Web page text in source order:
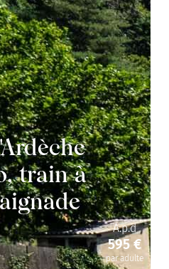
train à
A.p.d
595 €
par adulte